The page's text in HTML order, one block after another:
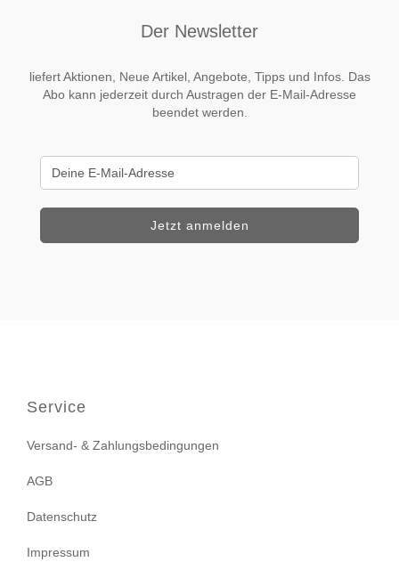
Der Newsletter
liefert Aktionen, Neue Artikel, Angebote, Tipps und Infos. Das
Abo kann jederzeit durch Austragen der E-Mail-Adresse
beendet werden.
Service
Versand- & Zahlungsbedingungen
AGB
Datenschutz
Impressum